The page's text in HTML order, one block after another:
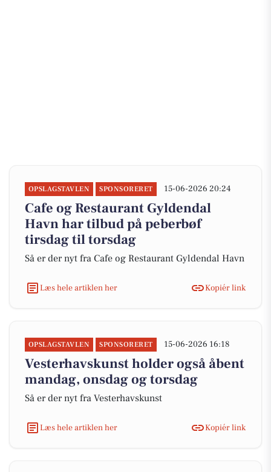
OPSLAGSTAVLEN SPONSORERET 15-06-2026 20:24
Cafe og Restaurant Gyldendal
Havn har tilbud på peberbøf
tirsdag til torsdag
Så er der nyt fra Cafe og Restaurant Gyldendal Havn
Læs hele artiklen her Kopiér link
OPSLAGSTAVLEN SPONSORERET 15-06-2026 16:18
Vesterhavskunst holder også åbent
mandag, onsdag og torsdag
Så er der nyt fra Vesterhavskunst
Læs hele artiklen her Kopiér link